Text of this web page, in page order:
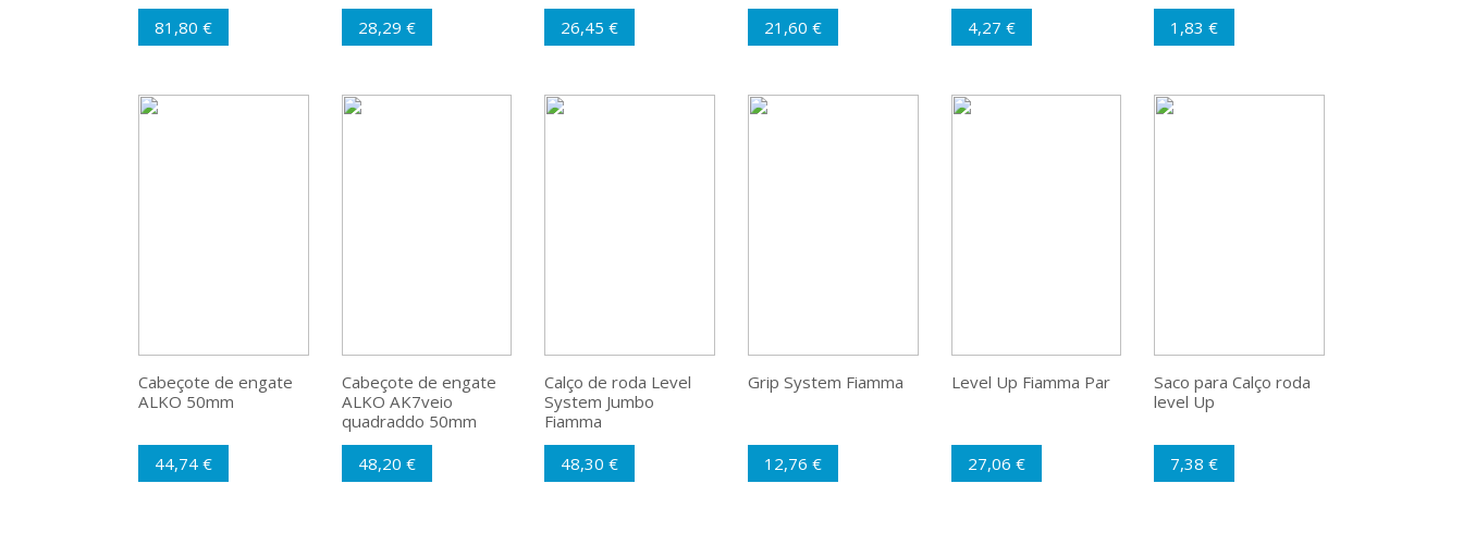
81,80 € 28,29 € 26,45 € 21,60 € 4,27 € 1,83 €
Cabeçote de engate
ALKO 50mm
44,74 €
Cabeçote de engate
ALKO AK7veio
quadraddo 50mm
48,20 €
Calço de roda Level
System Jumbo
Fiamma
48,30 €
Grip System Fiamma
12,76 €
Level Up Fiamma Par
27,06 €
Saco para Calço roda
level Up
7,38 €